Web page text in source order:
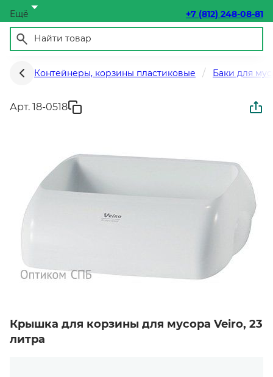
Ещё +7 (812) 248-08-81
Контейнеры, корзины пластиковые Баки для
Арт. 18-0518
Крышка для корзины для мусора Veiro, 23
литра